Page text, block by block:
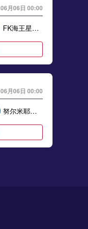
06月06日 00:00
FK海王星克莱佩达
06月06日 00:00
努尔米耶尔维NJS